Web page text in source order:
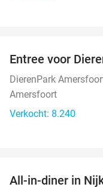
Entree voor
DierenPark
Amersfoort
Verkocht: 8.240
All-in-diner in